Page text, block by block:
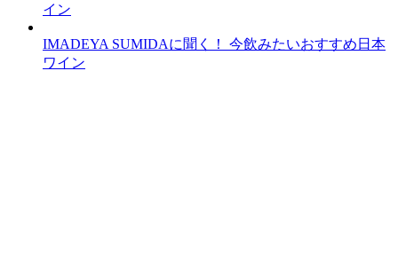
イン
IMADEYA SUMIDAに聞く！ 今飲みたいおすすめ日本
ワイン